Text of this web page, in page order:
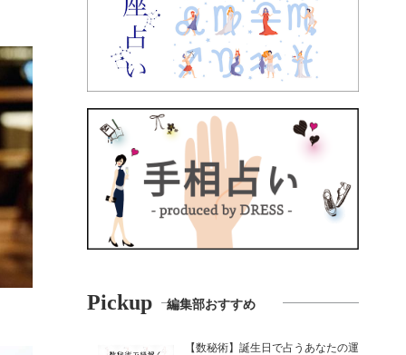
Pickup 編集部おすすめ
【数秘術】誕生日で占うあなたの運